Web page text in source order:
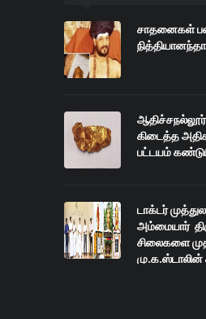
சாதனைகள்
நித்தியானந்தா
கிடைத்த
பட்டயம்
டாக்டர்
அம்மையார்
சிலைகளை
மு.க.ஸ்டாலின்